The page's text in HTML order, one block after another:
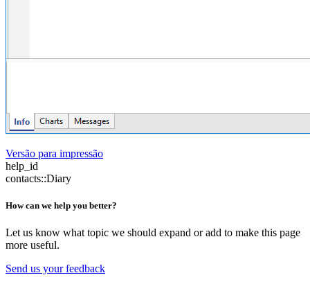
Versão para impressão
help_id
contacts::Diary
How can we help you better?
Let us know what topic we should expand or add to make this page
more useful.
Send us your feedback